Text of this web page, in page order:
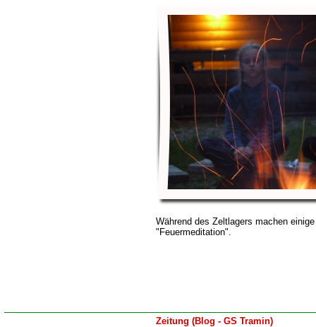
Während des Zeltlagers machen
"Feuermeditation".
Zeitung (Blog - GS Tramin)